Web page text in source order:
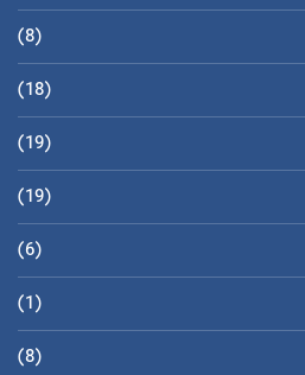
(8)
(18)
(19)
(19)
(6)
(1)
(8)